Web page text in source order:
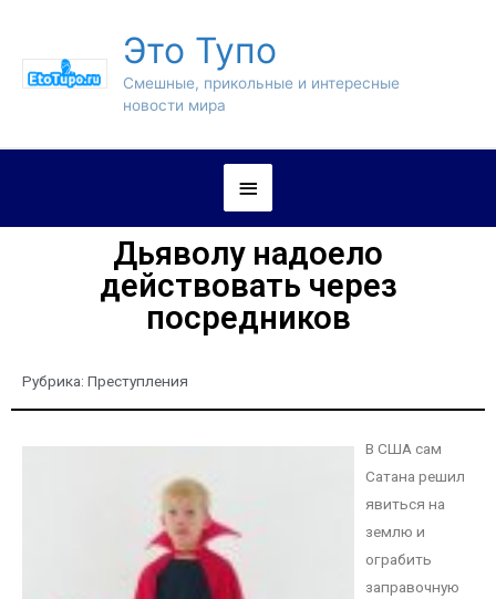
Это Тупо
Смешные, прикольные и интересные
новости мира
Дьяволу надоело
действовать через
посредников
Рубрика: Преступления
В США сам
Сатана решил
явиться на
землю и
ограбить
заправочную